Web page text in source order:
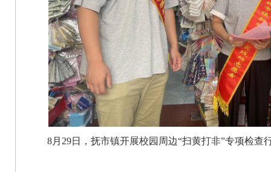
8月29日，抚市镇开展校园周边“扫黄打非”专项检查